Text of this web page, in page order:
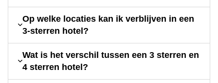
Op welke locaties kan ik verblijven in een
3-sterren hotel?
Wat is het verschil tussen een 3 sterren en
4 sterren hotel?